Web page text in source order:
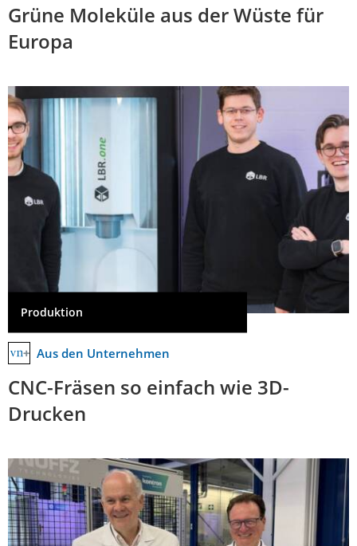
Grüne Moleküle aus der Wüste für
Europa
Produktion
Aus den Unternehmen
CNC-Fräsen so einfach wie 3D-
Drucken